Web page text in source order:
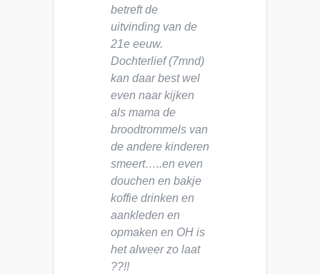
betreft de
uitvinding van de
21e eeuw.
Dochterlief (7mnd)
kan daar best wel
even naar kijken
als mama de
broodtrommels van
de andere kinderen
smeert…..en even
douchen en bakje
koffie drinken en
aankleden en
opmaken en OH is
het alweer zo laat
??!!